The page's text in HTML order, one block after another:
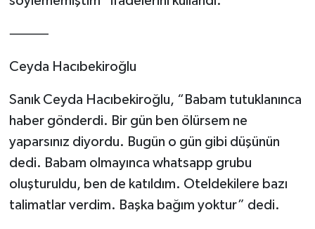
⸻
Ceyda Hacıbekiroğlu
Sanık Ceyda Hacıbekiroğlu, “Babam tutuklanınca
haber gönderdi. Bir gün ben ölürsem ne
yaparsınız diyordu. Bugün o gün gibi düşünün
dedi. Babam olmayınca whatsapp grubu
oluşturuldu, ben de katıldım. Oteldekilere bazı
talimatlar verdim. Başka bağım yoktur” dedi.